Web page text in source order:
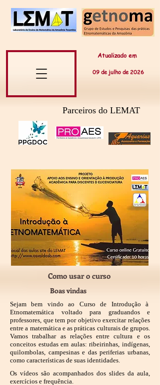
Atualizado em
09 dejulhode 2026
Parceiros do LEMAT
Como usar o curso
Boas vindas
Sejam bem vindo ao Curso de Introdução à
Etnomatemática voltado para graduandos e
professores, que tem por objetivo exercitar relações
entre a matemática e as práticas culturais de grupos.
Vamos trabalhar as relações entre cultura e os
conceitos estudas em aulas: ribeirinhas, indígenas,
quilombolas, campesinas e das periferias urbanas,
como características de suas identidades.
Os vídeos são acompanhados dos slides da aula,
exercícios e frequência.